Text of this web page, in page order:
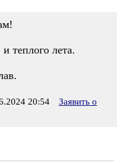
теплого лета.
20:54
Заявить о